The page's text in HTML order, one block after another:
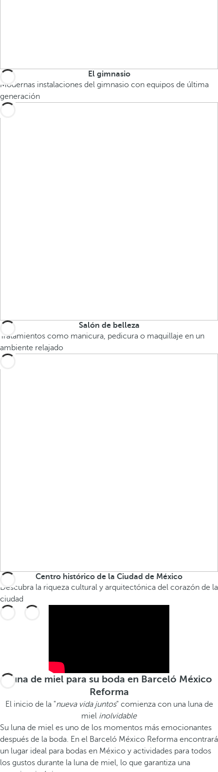
El gimnasio
Modernas instalaciones del gimnasio con equipos de última
generación
Salón de belleza
Tratamientos como manicura, pedicura o maquillaje en un
ambiente relajado
Centro histórico de la Ciudad de México
Descubra la riqueza cultural y arquitectónica del corazón de la
ciudad
Luna de miel para su boda en Barceló México
Reforma
El inicio de la "nueva vida juntos" comienza con una luna de
miel inolvidable
Su luna de miel es uno de los momentos más emocionantes
después de la boda. En el Barceló México Reforma encontrará
un lugar ideal para bodas en México y actividades para todos
los gustos durante la luna de miel, lo que garantiza una